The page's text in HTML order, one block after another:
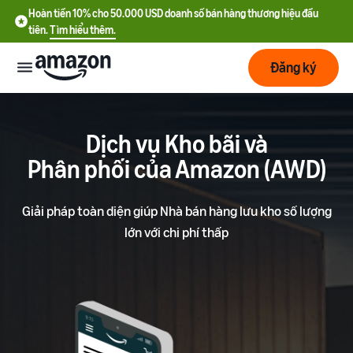
Hoàn tiền 10% cho 50.000 USD doanh số bán hàng thương hiệu đầu
tiên.Tìm hiểu thêm.
Bắt đầu
Amazon
thương hiệu đầu tiên
Hướng dẫn đăng ký tài
Lập
hoạch
Đăng ký
Dịch vụ Kho bãi và
Phân phối của Amazon (AWD)
Giải pháp toàn diện giúp Nhà bán hàng lưu kho số lượng
lớn với chi phí thấp